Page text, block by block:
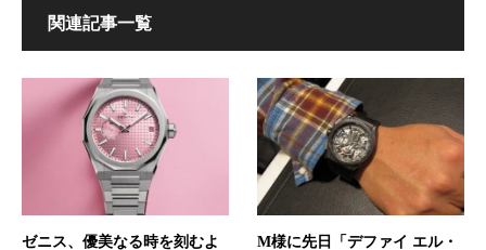
関連記事一覧
ゼニス、優美なる時を刻むよ
M様に先日「デファイ エル・